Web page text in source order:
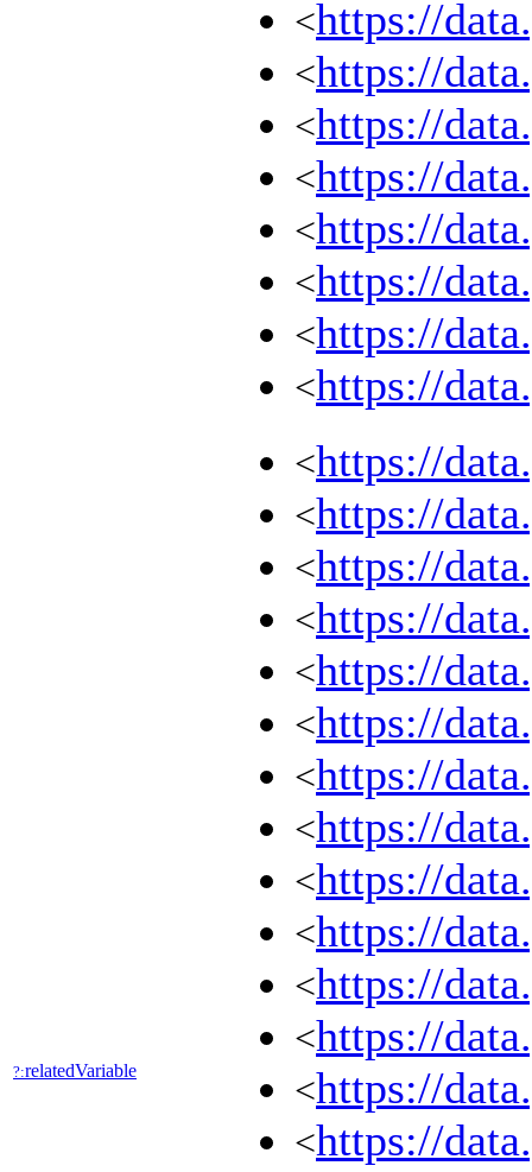
<https://
<https://
<https://
<https://
<https://
<https://
<https://
<https://
?:relatedVariable
<https://
<https://
<https://
<https://
<https://
<https://
<https://
<https://
<https://
<https://
<https://
<https://
<https://
<https://